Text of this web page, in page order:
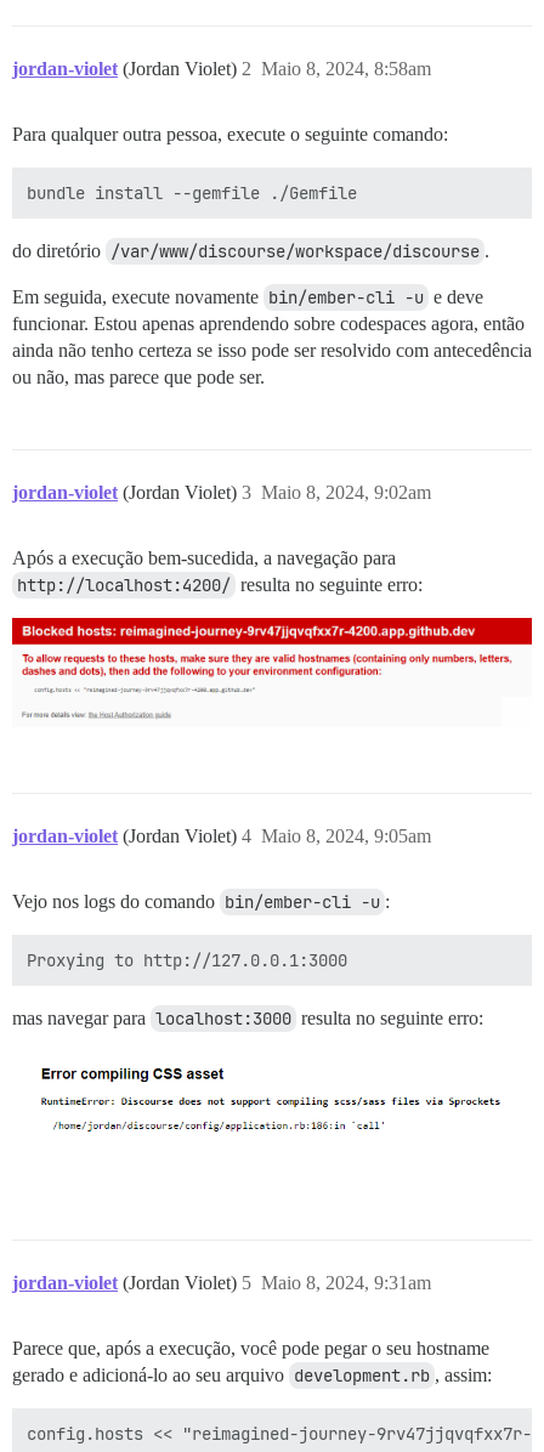
jordan-violet (Jordan Violet) Maio 8, 2024, 8:58am
2
Para qualquer outra pessoa, execute o seguinte comando:
do diretório /var/www/discourse/workspace/discourse .
Em seguida, execute novamente bin/ember-cli -u e deve
funcionar. Estou apenas aprendendo sobre codespaces agora, então
ainda não tenho certeza se isso pode ser resolvido com antecedência
ou não, mas parece que pode ser.
jordan-violet (Jordan Violet) Maio 8, 2024, 9:02am
3
Após a execução bem-sucedida, a navegação para
http://localhost:4200/ resulta no seguinte erro:
jordan-violet (Jordan Violet) Maio 8, 2024, 9:05am
4
Vejo nos logs do comando bin/ember-cli -u :
mas navegar para localhost:3000 resulta no seguinte erro:
jordan-violet (Jordan Violet) Maio 8, 2024, 9:31am
5
Parece que, após a execução, você pode pegar o seu hostname
gerado e adicioná-lo ao seu arquivo development.rb , assim: